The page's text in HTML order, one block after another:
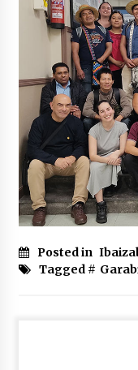
Posted in
Tagged #